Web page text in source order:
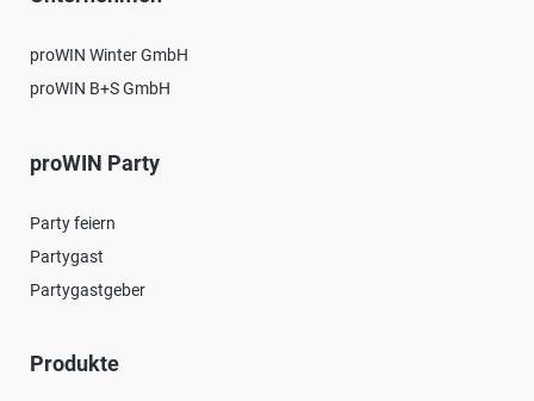
proWIN Winter GmbH
proWIN B+S GmbH
proWIN Party
Party feiern
Partygast
Partygastgeber
Produkte